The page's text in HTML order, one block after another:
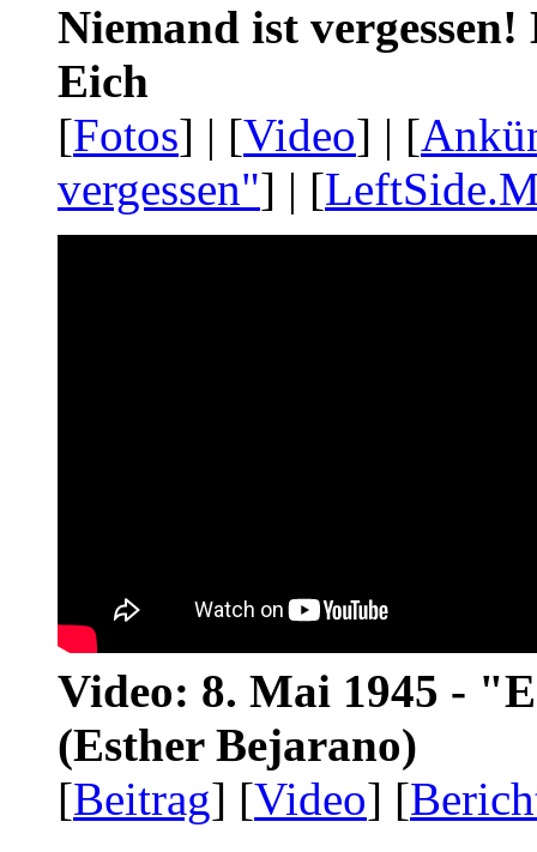
Niemand ist
Eich
[Fotos] | [Video] | [
vergessen"] | [
Video: 8. Mai 1945 -
(Esther Bejarano)
[Beitrag] [Video] [